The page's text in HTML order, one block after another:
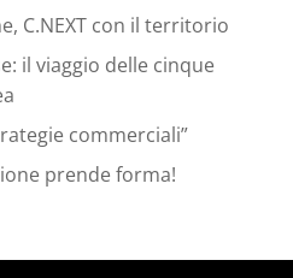
C.NEXT con il territorio
il viaggio delle cinque
commerciali”
prende forma!